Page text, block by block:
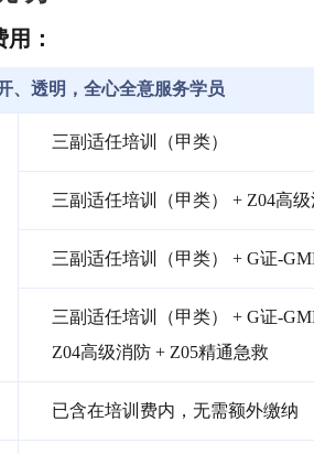
：
、透明，全心全意服务学员
三副适任培训（甲类）
三副适任培训（甲类） + Z04高
三副适任培训（甲类） + G证-
三副适任培训（甲类） + G证-
Z04高级消防 + Z05精通急救
已含在培训费内，无需额外缴纳